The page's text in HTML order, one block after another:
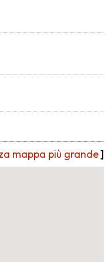
mappa più grande]